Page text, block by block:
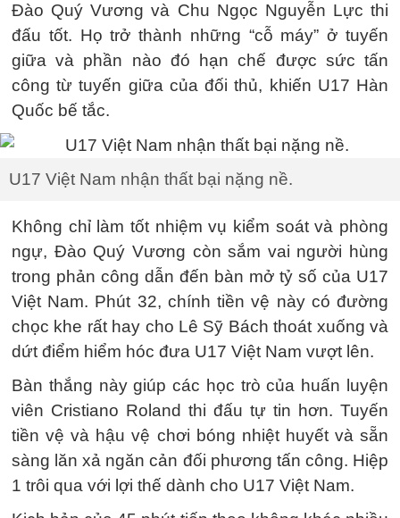
Đào Quý Vương và Chu Ngọc Nguyễn Lực thi
đấu tốt. Họ trở thành những “cỗ máy” ở tuyến
giữa và phần nào đó hạn chế được sức tấn
công từ tuyến giữa của đối thủ, khiến U17 Hàn
Quốc bế tắc.
U17 Việt Nam nhận thất bại nặng nề.
Không chỉ làm tốt nhiệm vụ kiểm soát và phòng
ngự, Đào Quý Vương còn sắm vai người hùng
trong phản công dẫn đến bàn mở tỷ số của U17
Việt Nam. Phút 32, chính tiền vệ này có đường
chọc khe rất hay cho Lê Sỹ Bách thoát xuống và
dứt điểm hiểm hóc đưa U17 Việt Nam vượt lên.
Bàn thắng này giúp các học trò của huấn luyện
viên Cristiano Roland thi đấu tự tin hơn. Tuyến
tiền vệ và hậu vệ chơi bóng nhiệt huyết và sẵn
sàng lăn xả ngăn cản đối phương tấn công. Hiệp
1 trôi qua với lợi thế dành cho U17 Việt Nam.